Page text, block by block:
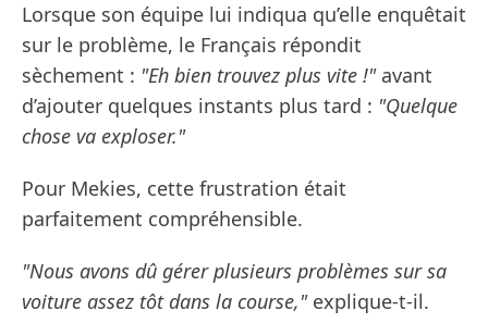
Lorsque son équipe lui indiqua qu’elle enquêtait
sur le problème, le Français répondit
sèchement : "Eh bien trouvez plus vite !"avant
d’ajouter quelques instants plus tard : "Quelque
chose va exploser."
Pour Mekies, cette frustration était
parfaitement compréhensible.
"Nous avons dû gérer plusieurs problèmes sur sa
voiture assez tôt dans la course,"explique-t-il.